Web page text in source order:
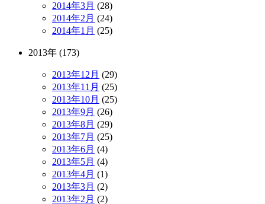
2014年3月 (28)
2014年2月 (24)
2014年1月 (25)
2013年 (173)
2013年12月 (29)
2013年11月 (25)
2013年10月 (25)
2013年9月 (26)
2013年8月 (29)
2013年7月 (25)
2013年6月 (4)
2013年5月 (4)
2013年4月 (1)
2013年3月 (2)
2013年2月 (2)